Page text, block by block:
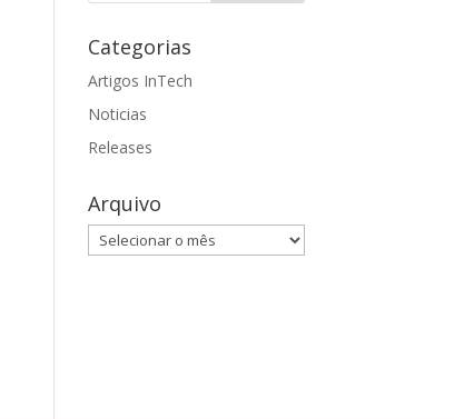
Categorias
Artigos InTech
Noticias
Releases
Arquivo
Arquivo